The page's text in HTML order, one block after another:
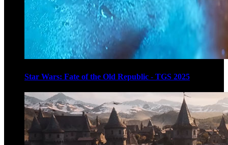
Star Wars: Fate of the Old Republic - TGS 2025